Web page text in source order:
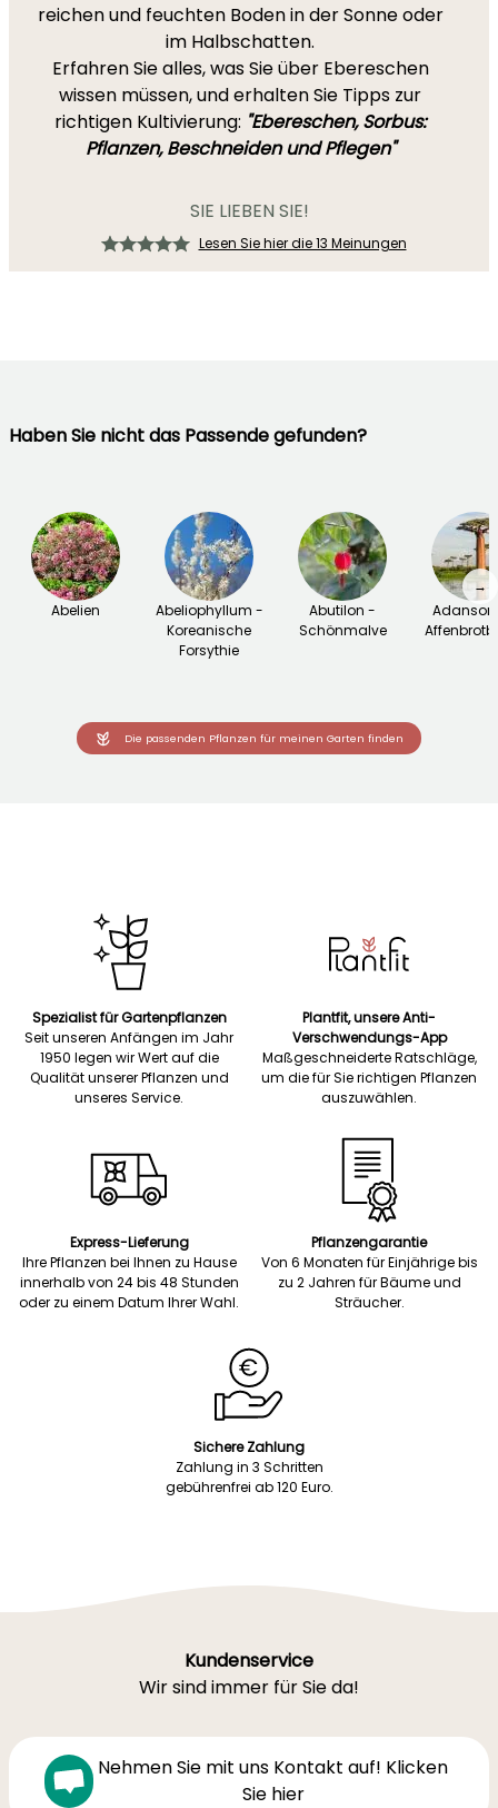
reichen und feuchten Boden in der Sonne oder
im Halbschatten.
Erfahren Sie alles, was Sie über Ebereschen
wissen müssen, und erhalten Sie Tipps zur
richtigen Kultivierung: "Ebereschen, Sorbus:
Pflanzen, Beschneiden und Pflegen"
SIE LIEBEN SIE!
Lesen Sie hier die 13 Meinungen
Haben Sie nicht das Passende gefunden?
Abelien
Abeliophyllum -
Koreanische
Forsythie
Abutilon -
Schönmalve
→
Die passenden Pflanzen für meinen Garten finden
Spezialist für Gartenpflanzen
Seit unseren Anfängen im Jahr
1950 legen wir Wert auf die
Qualität unserer Pflanzen und
unseres Service.
Plantfit, unsere Anti-
Verschwendungs-App
Maßgeschneiderte Ratschläge,
um die für Sie richtigen Pflanzen
auszuwählen.
Express-Lieferung
Ihre Pflanzen bei Ihnen zu Hause
innerhalb von 24 bis 48 Stunden
oder zu einem Datum Ihrer Wahl.
Pflanzengarantie
Von 6 Monaten für Einjährige bis
zu 2 Jahren für Bäume und
Sträucher.
Sichere Zahlung
Zahlung in 3 Schritten
gebührenfrei ab 120 Euro.
Kundenservice
Wir sind immer für Sie da!
Nehmen Sie mit uns Kontakt auf! Klicken
Sie hier